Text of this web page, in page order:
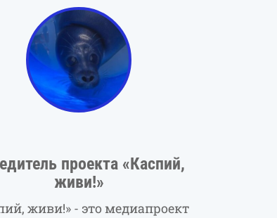
проекта «Каспий,
живи!»
живи!» - это медиапроект